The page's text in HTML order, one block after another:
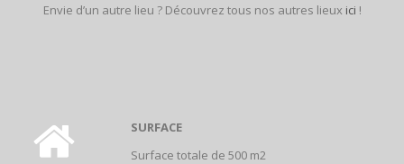
Envie d’un autre lieu ? Découvrez tous nos autres lieux ici !
SURFACE
Surface totale de 500 m2